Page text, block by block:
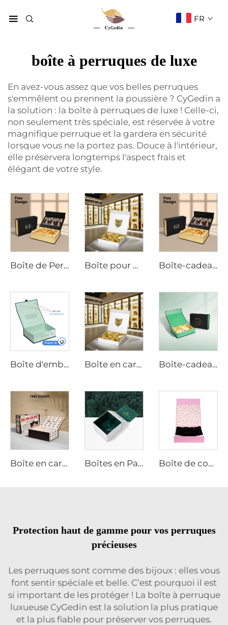
FR
boîte à perruques de luxe
En avez-vous assez que vos belles perruques
s'emmêlent ou prennent la poussière ? CyGedin a
la solution : la boîte à perruques de luxe ! Celle-ci,
non seulement très spéciale, est réservée à votre
magnifique perruque et la gardera en sécurité
lorsque vous ne la portez pas. Douce à l'intérieur,
elle préservera longtemps l'aspect frais et
élégant de votre style.
Boîte de Perruques Luxe Logo Sur Mesure Taille Extensions Cheveux Carton Magnétique Emballage Cadeau pour Perruque Avec Ruban Fermeture Magnétique Boîte pour perruques à extensions de cheveux de luxe avec logo personnalisé, taille ajustable, fermeture magnétique, emballage en carton pour cadeaux avec satin soyeux Boîte-cadeau pour extensions de cheveux en satin de luxe sur mesure, revêtement UV, gravure en relief pour perruques, crème pour le visage, poudre libre
Boîte d'emballage de grande qualité pour perruques, boîte à cheveux magnétique avec couvercle, boîte de transport cadeau Boîte en carton magnétique de luxe personnalisée avec impression dorée sur papier pour emballages cadeaux en soie pour perruques cosmétiques Boîte-cadeau magnétique sur mesure avec logo doré, en carton kraft recyclé dur, pour emballage alimentaire, perruques, bijoux et cosmétiques, avec tissu soie mat
Boîte en carton personnalisable Pliable Rétractable Aimant rabat Perruque Bijou Cosmétique Vêtement Emballage Laminage mat Échantillon gratuit Boîtes en Papier de 2 mm Carton Recyclé Logo Or Fini Mat Fermeture Magnétique pour Perruques, Cosmétiques et Emballage Alimentaire Boîte de couleur personnalisée avec logo PINK 2mm en carton avec fermeture magnétique impression CMYK pour emballage de perruques et parfums avec tissu satiné
Protection haut de gamme pour vos perruques
précieuses
Les perruques sont comme des bijoux : elles vous
font sentir spéciale et belle. C’est pourquoi il est
si important de les protéger ! La boîte à perruque
luxueuse CyGedin est la solution la plus pratique
et la plus fiable pour préserver vos perruques.